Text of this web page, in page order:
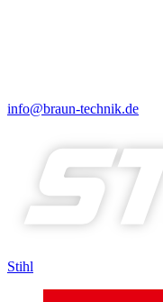
info@braun-technik.de
Stihl